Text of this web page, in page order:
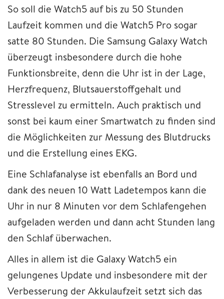
So soll die Watch5 auf bis zu 50 Stunden
Laufzeit kommen und die Watch5 Pro sogar
satte 80 Stunden. Die Samsung Galaxy Watch
überzeugt insbesondere durch die hohe
Funktionsbreite, denn die Uhr ist in der Lage,
Herzfrequenz, Blutsauerstoffgehalt und
Stresslevel zu ermitteln. Auch praktisch und
sonst bei kaum einer Smartwatch zu finden sind
die Möglichkeiten zur Messung des Blutdrucks
und die Erstellung eines EKG.
Eine Schlafanalyse ist ebenfalls an Bord und
dank des neuen 10 Watt Ladetempos kann die
Uhr in nur 8 Minuten vor dem Schlafengehen
aufgeladen werden und dann acht Stunden lang
den Schlaf überwachen.
Alles in allem ist die Galaxy Watch5 ein
gelungenes Update und insbesondere mit der
Verbesserung der Akkulaufzeit setzt sich das